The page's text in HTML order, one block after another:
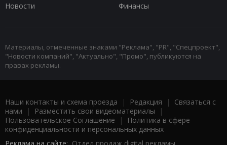
Новости
Финансы
Материалы, отмеченные знаками "Реклама", "PR", "Спецпроект",
"Новости компаний", "Актуально", "Промо", публикуются на
правах рекламы.
Наши контакты и схема проезда | Редакция | Связаться с
нами | Разместить свои видеоматериалы |
Пользовательское Соглашение |
Политика в сфере
конфиденциальности и персональных данных
Реклама на сайте: Отдел продаж digital рекламы